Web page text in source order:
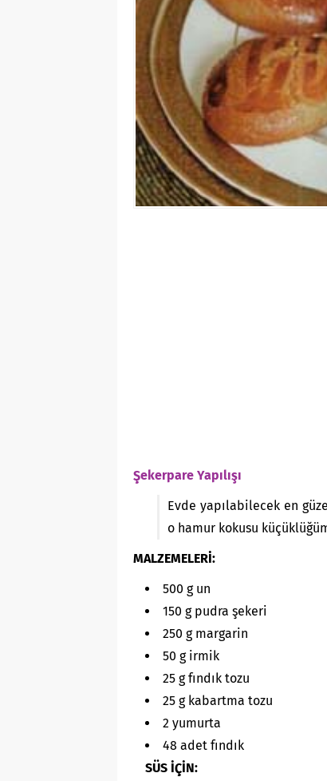
Şekerpare Yapılışı
Evde yapılabilecek en
o hamur kokusu
MALZEMELERİ:
500 g un
150 g pudra şekeri
250 g margarin
50 g irmik
25 g fındık tozu
25 g kabartma tozu
2 yumurta
48 adet fındık
SÜS İÇİN: